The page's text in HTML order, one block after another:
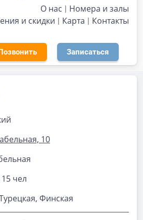
О нас
Номера и залы
и скидки
Карта Контакты
Записаться
10
15 чел
Финская